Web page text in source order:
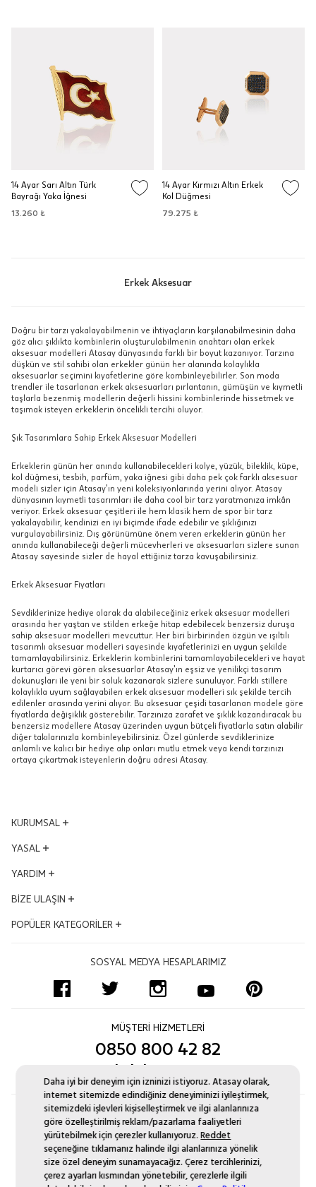
Daha iyi bir deneyim için izninizi istiyoruz. Atasay olarak,
internet sitemizde edindiğiniz deneyiminizi iyileştirmek,
sitemizdeki işlevleri kişiselleştirmek ve ilgi alanlarınıza
göre özelleştirilmiş reklam/pazarlama faaliyetleri
yürütebilmek için çerezler kullanıyoruz.Reddet
seçeneğine tıklamanız halinde ilgi alanlarınıza yönelik
size özel deneyim sunamayacağız. Çerez tercihlerinizi,
çerez ayarları kısmından yönetebilir, çerezlerle ilgili
14 Ayar Sarı Altın Türk
Bayrağı Yaka İğnesi
13.260 ₺
14 Ayar Kırmızı Altın Erkek
Kol Düğmesi
79.275 ₺
Erkek Aksesuar
Doğru bir tarzı yakalayabilmenin ve ihtiyaçların karşılanabilmesinin daha
göz alıcı şıklıkta kombinlerin oluşturulabilmenin anahtarı olan erkek
aksesuar modelleri Atasay dünyasında farklı bir boyut kazanıyor. Tarzına
düşkün ve stil sahibi olan erkekler günün her alanında kolaylıkla
aksesuarlar seçimini kıyafetlerine göre kombinleyebilirler. Son moda
trendler ile tasarlanan erkek aksesuarları pırlantanın, gümüşün ve kıymetli
taşlarla bezenmiş modellerin değerli hissini kombinlerinde hissetmek ve
taşımak isteyen erkeklerin öncelikli tercihi oluyor.
Şık Tasarımlara Sahip Erkek Aksesuar Modelleri
Erkeklerin günün her anında kullanabilecekleri kolye, yüzük, bileklik, küpe,
kol düğmesi, tesbih, parfüm, yaka iğnesi gibi daha pek çok farklı aksesuar
modeli sizler için Atasay’ın yeni koleksiyonlarında yerini alıyor. Atasay
dünyasının kıymetli tasarımları ile daha cool bir tarz yaratmanıza imkân
veriyor. Erkek aksesuar çeşitleri ile hem klasik hem de spor bir tarz
yakalayabilir, kendinizi en iyi biçimde ifade edebilir ve şıklığınızı
vurgulayabilirsiniz. Dış görünümüne önem veren erkeklerin günün her
anında kullanabileceği değerli mücevherleri ve aksesuarları sizlere sunan
Atasay sayesinde sizler de hayal ettiğiniz tarza kavuşabilirsiniz.
Erkek Aksesuar Fiyatları
Sevdiklerinize hediye olarak da alabileceğiniz erkek aksesuar modelleri
arasında her yaştan ve stilden erkeğe hitap edebilecek benzersiz duruşa
sahip aksesuar modelleri mevcuttur. Her biri birbirinden özgün ve ışıltılı
tasarımlı aksesuar modelleri sayesinde kıyafetlerinizi en uygun şekilde
tamamlayabilirsiniz. Erkeklerin kombinlerini tamamlayabilecekleri ve hayat
kurtarıcı görevi gören aksesuarlar Atasay’ın eşsiz ve yenilikçi tasarım
dokunuşları ile yeni bir soluk kazanarak sizlere sunuluyor. Farklı stillere
kolaylıkla uyum sağlayabilen erkek aksesuar modelleri sık şekilde tercih
edilenler arasında yerini alıyor. Bu aksesuar çeşidi tasarlanan modele göre
fiyatlarda değişiklik gösterebilir. Tarzınıza zarafet ve şıklık kazandıracak bu
benzersiz modellere Atasay üzerinden uygun bütçeli fiyatlarla satın alabilir
diğer takılarınızla kombinleyebilirsiniz. Özel günlerde sevdiklerinize
anlamlı ve kalıcı bir hediye alıp onları mutlu etmek veya kendi tarzınızı
ortaya çıkartmak isteyenlerin doğru adresi Atasay.
KURUMSAL
Yönetim Kurulu
Dünden Bugüne
Ödüllerimiz
Kampanyalar
Kurumsal Satış
YASAL
KVKK Aydınlatma Metni
Kalite ve Çevre Politikası
Çerez Politikası
YARDIM
Hesabım
İptal & İade Şartları
İşlem Rehberi
Site Haritası
BİZE ULAŞIN
Adres ve Konum
POPÜLER KATEGORİLER
Pırlanta Tektaş Yüzük
Zincir Kolye
Monaco Chain
SOSYAL MEDYA HESAPLARIMIZ
MÜŞTERİ HİZMETLERİ
0850 800 42 82
musteri.iliskileri@atasay.com